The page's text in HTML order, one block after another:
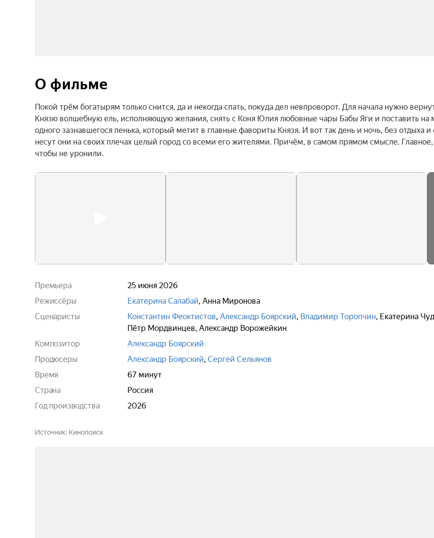
О фильме
Покой трём богатырям только снится, да и некогда спать, покуда дел невпроворот. Для начала нужно
Князю волшебную ель, исполняющую желания, снять с Коня Юлия любовные чары Бабы Яги и поставить на
одного зазнавшегося пенька, который метит в главные фавориты Князя. И вот так день и ночь, без отдыха и
несут они на своих плечах целый город со всеми его жителями. Причём, в самом прямом смысле. Главное,
чтобы не уронили.
Премьера
25 июня 2026
Режиссёры
Екатерина Салабай, Анна Миронова
Сценаристы
Константин Феоктистов, Александр Боярский, Владимир Торопчин, Екатерина
Пётр Мордвинцев, Александр Ворожейкин
Композитор
Александр Боярский
Продюсеры
Александр Боярский, Сергей Сельянов
Время
67 минут
Страна
Россия
Год производства
2026
Источник Кинопоиск